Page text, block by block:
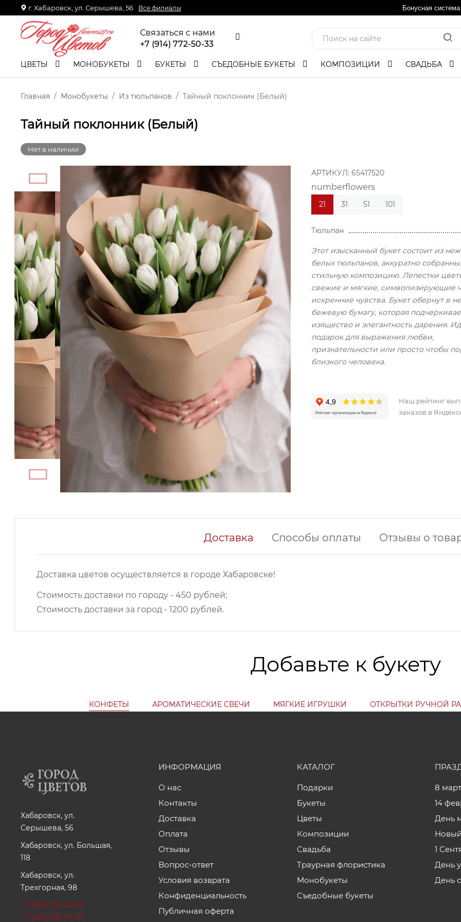
г. Хабаровск, ул. Серышева, 56 Все филиалы Бонусная система
Связаться с нами
+7 (914) 772-50-33
ЦВЕТЫ МОНОБУКЕТЫ БУКЕТЫ СЪЕДОБНЫЕ БУКЕТЫ КОМПОЗИЦИИ СВАДЬБА
Главная Монобукеты Из тюльпанов Тайный поклонник (Белый)
Тайный поклонник (Белый)
Нет в наличии
АРТИКУЛ: 65417520
numberflowers
21 31 51 101
Тюльпан
Этот изысканный букет состоит из
белых тюльпанов, аккуратно
стильную композицию. Лепестки
свежие и мягкие, символизирующие
искренние чувства. Букет обернут в
бежевую бумагу, которая
изящество и элегантность дарения.
подарок для выражения любви,
признательности или просто чтобы
близкого человека.
Наш рейтинг
заказов в
Доставка Способы оплаты Отзывы о
Доставка цветов осуществляется в городе Хабаровске!
Стоимость доставки по городу - 450 рублей;
Стоимость доставки за город - 1200 рублей.
Добавьте к букету
КОНФЕТЫ АРОМАТИЧЕСКИЕ СВЕЧИ МЯГКИЕ ИГРУШКИ ОТКРЫТКИ РУЧНОЙ
Хабаровск, ул.
Серышева, 56
Хабаровск, ул. Большая,
118
Хабаровск, ул.
Трехгорная, 98
+7 (914) 772-50-33
+7 (421) 225-50-33
ИНФОРМАЦИЯ
О нас
Контакты
Доставка
Оплата
Отзывы
Вопрос-ответ
Условия возврата
Конфиденциальность
Публичная оферта
КАТАЛОГ
Подарки
Букеты
Цветы
Композиции
Свадьба
Траурная флористика
Монобукеты
Съедобные букеты
8
14
День
1
День
День